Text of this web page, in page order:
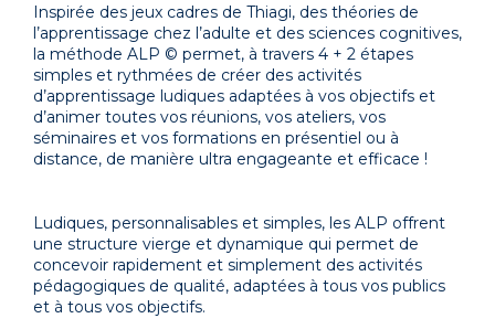
Inspirée des jeux cadres de Thiagi, des théories de
l’apprentissage chez l’adulte et des sciences cognitives,
la méthode ALP © permet, à travers 4 + 2 étapes
simples et rythmées de créer des activités
d’apprentissage ludiques adaptées à vos objectifs et
d’animer toutes vos réunions, vos ateliers, vos
séminaires et vos formations en présentiel ou à
distance, de manière ultra engageante et efficace !
Ludiques, personnalisables et simples, les ALP offrent
une structure vierge et dynamique qui permet de
concevoir rapidement et simplement des activités
pédagogiques de qualité, adaptées à tous vos publics
et à tous vos objectifs.